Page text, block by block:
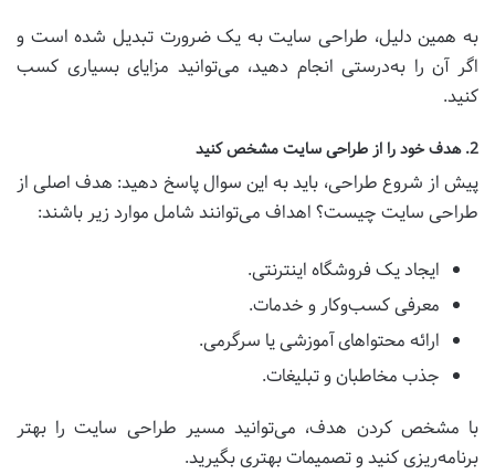
به همین دلیل، طراحی سایت به یک ضرورت تبدیل شده است و
اگر آن را به‌درستی انجام دهید، می‌توانید مزایای بسیاری کسب
کنید.
2. هدف خود را از طراحی سایت مشخص کنید
پیش از شروع طراحی، باید به این سوال پاسخ دهید: هدف اصلی از
طراحی سایت چیست؟ اهداف می‌توانند شامل موارد زیر باشند:
ایجاد یک فروشگاه اینترنتی.
معرفی کسب‌وکار و خدمات.
ارائه محتواهای آموزشی یا سرگرمی.
جذب مخاطبان و تبلیغات.
با مشخص کردن هدف، می‌توانید مسیر طراحی سایت را بهتر
برنامه‌ریزی کنید و تصمیمات بهتری بگیرید.